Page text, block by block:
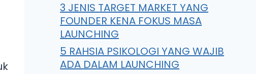
3 JENIS TARGET MARKET YANG
FOUNDER KENA FOKUS MASA
LAUNCHING
5 RAHSIA PSIKOLOGI YANG WAJIB
ADA DALAM LAUNCHING